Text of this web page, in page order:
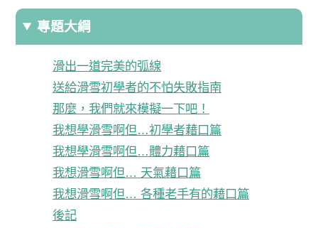
專題大綱
滑出一道完美的弧線
送給滑雪初學者的不怕失敗指南
那麼，我們就來模擬一下吧！
我想學滑雪啊但…初學者藉口篇
我想學滑雪啊但…體力藉口篇
我想滑雪啊但… 天氣藉口篇
我想滑雪啊但… 各種老手有的藉口篇
後記